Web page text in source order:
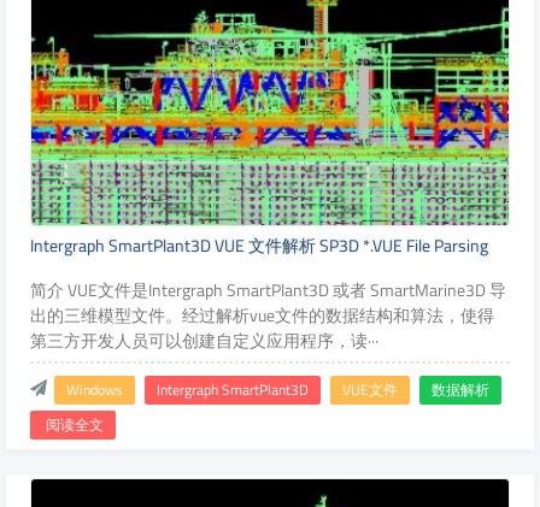
Intergraph SmartPlant3D VUE 文件解析 SP3D *.VUE File Parsing
简介 VUE文件是Intergraph SmartPlant3D 或者 SmartMarine3D 导
出的三维模型文件。经过解析vue文件的数据结构和算法，使得
第三方开发人员可以创建自定义应用程序，读···
Windows Intergraph SmartPlant3D VUE文件
数据解析
阅读全文